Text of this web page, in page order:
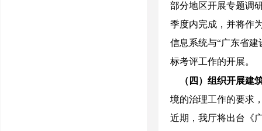
部分地区开展专题调
季度内完成，并将作
信息系统与“广东省
标考评工作的开展。
（四）组织开展建
境的治理工作的要求
近期，我厅将出台《